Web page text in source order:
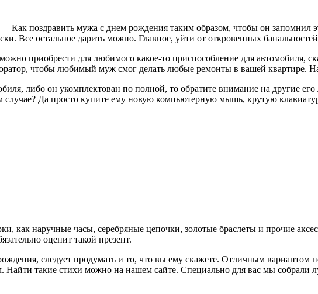
Как поздравить мужа с днем рождения таким образом, чтобы он запомнил
Все остальное дарить можно. Главное, уйти от откровенных
приобрести для любимого какое-то приспособление для автомобиля,
чтобы любимый муж смог делать любые ремонты в вашей квартире.
либо он укомплектован по полной, то обратите внимание на другие
случае? Да просто купите ему новую компьютерную мышь, крутую
как наручные часы, серебряные цепочки, золотые браслеты и прочие
оценит такой презент.
следует продумать и то, что вы ему скажете. Отличным вариантом
такие стихи можно на нашем сайте. Специально для вас мы собрали